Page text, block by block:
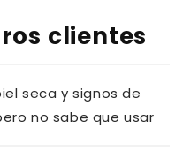
clientes
seca y signos de
no sabe que usar